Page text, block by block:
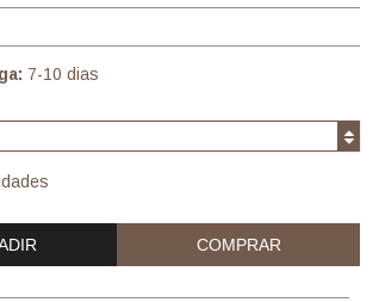
7-10 dias
COMPRAR